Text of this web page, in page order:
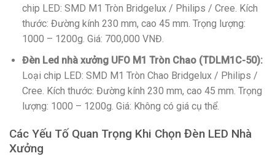
chip LED: SMD M1 Tròn Bridgelux / Philips / Cree. Kích
thước: Đường kính 230 mm, cao 45 mm. Trọng lượng:
1000 – 1200g. Giá: 700,000 VNĐ.
Đèn Led nhà xưởng UFO M1 Tròn Chao (TDLM1C-50):
Loại chip LED: SMD M1 Tròn Chao Bridgelux / Philips /
Cree. Kích thước: Đường kính 230 mm, cao 45 mm. Trọng
lượng: 1000 – 1200g. Giá: Không có giá cụ thể.
Các Yếu Tố Quan Trọng Khi Chọn Đèn LED Nhà
Xưởng